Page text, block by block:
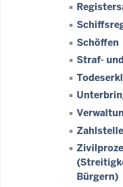
Schöffen
Straf-
Zahlstelle
Bürgern)